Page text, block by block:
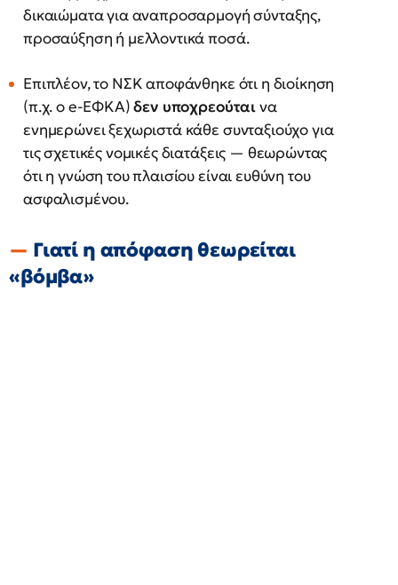
δικαιώματα για αναπροσαρμογή σύνταξης,
προσαύξηση ή μελλοντικά ποσά.
Επιπλέον, το ΝΣΚ αποφάνθηκε ότι η διοίκηση
(π.χ. ο e-ΕΦΚΑ)δεν υποχρεούταινα
ενημερώνει ξεχωριστά κάθε συνταξιούχο για
τις σχετικές νομικές διατάξεις — θεωρώντας
ότι η γνώση του πλαισίου είναι ευθύνη του
ασφαλισμένου.
Γιατί η απόφαση θεωρείται
«βόμβα»